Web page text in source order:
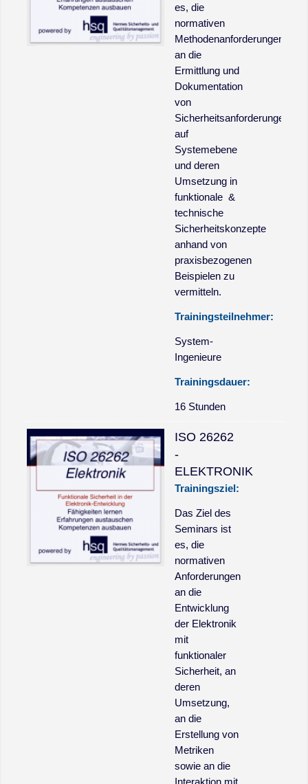
es, die
normativen
Methodenanforderungen
an die
Ermittlung und
Dokumentation
von
Sicherheitsanforderungen
auf
Systemebene
und deren
Umsetzung in
funktionale &
technische
Sicherheitskonzepte
anhand von
praxisbezogenen
Beispielen zu
vermitteln.
Trainingsteilnehmer:
System-
Ingenieure
Trainingsdauer:
16 Stunden
ISO 26262
-
ELEKTRONIK
Trainingsziel:
Das Ziel des
Seminars ist
es, die
normativen
Anforderungen
an die
Entwicklung
der Elektronik
mit
funktionaler
Sicherheit, an
deren
Umsetzung,
an die
Erstellung von
Metriken
sowie an die